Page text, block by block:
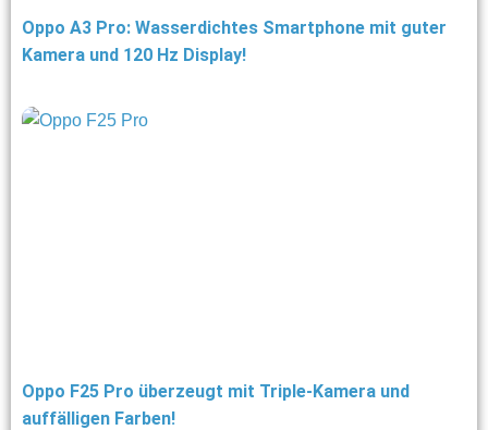
Oppo A3 Pro: Wasserdichtes Smartphone mit guter
Kamera und 120 Hz Display!
Oppo F25 Pro überzeugt mit Triple-Kamera und
auffälligen Farben!